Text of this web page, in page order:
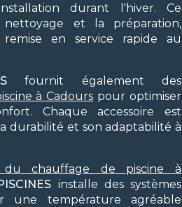
durant l'hiver. Ce
et la préparation,
remise en service rapide au
fournit également des
à Cadours pour optimiser
Chaque accessoire est
durabilité et son adaptabilité à
du chauffage de piscine à
installe des systèmes
une température agréable